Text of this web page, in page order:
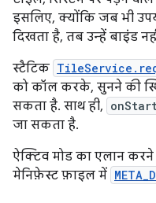
इसलिए, क्योंकि जब भी
दिखता है, तब उन्हें बाइंड
स्टैटिक
को कॉल करके, सुनने की
सकता है. साथ ही,
जा सकता है.
ऐक्टिव मोड का एलान
मेनिफ़ेस्ट फ़ाइल में